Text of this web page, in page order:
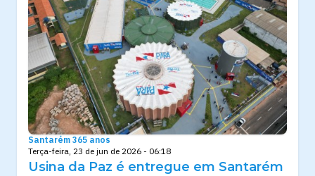
Santarém 365 anos
Terça-feira, 23 de jun de 2026 - 06:18
Usina da Paz é entregue em Santarém